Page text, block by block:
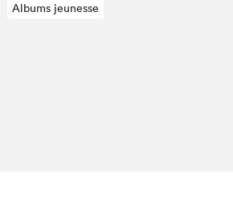
Albums jeunesse